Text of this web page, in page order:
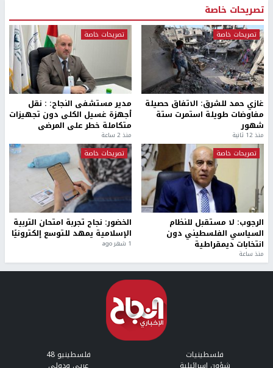
تصريحات خاصة
تصريحات خاصة
غازي حمد للشرق: الاتفاق حصيلة
مفاوضات طويلة استمرت ستة
شهور
منذ 12 ثانية
تصريحات خاصة
مدير مستشفى النجاح: : نقل
أجهزة غسيل الكلى دون تجهيزات
متكاملة خطر على المرضى
منذ 2 ساعة
تصريحات خاصة
الرجوب: لا مستقبل للنظام
السياسي الفلسطيني دون
انتخابات ديمقراطية
منذ ساعة
تصريحات خاصة
الخضور: نجاح تجربة امتحان التربية
الإسلامية يمهد للتوسع إلكترونيًا
1 شهر ago
فلسطينيات فلسطينيو 48